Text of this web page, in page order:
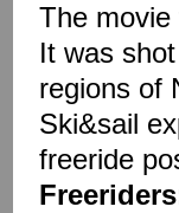
The movie
It was
regions of
Ski&sail
freeride